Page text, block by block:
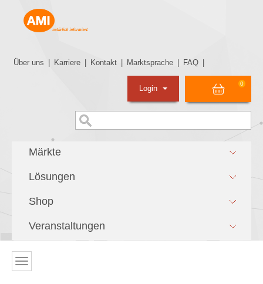
Über uns Karriere Kontakt Marktsprache FAQ
0
Login
Märkte
Lösungen
Shop
Veranstaltungen